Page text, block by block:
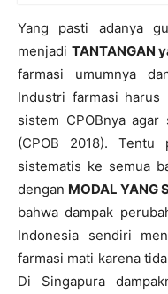
Yang pasti adanya
menjadi TANTANGAN
farmasi umumnya
Industri farmasi harus
sistem CPOBnya
(CPOB 2018). Tentu
sistematis ke semua
dengan MODAL YANG
bahwa dampak
Indonesia sendiri
farmasi mati karena
Di Singapura